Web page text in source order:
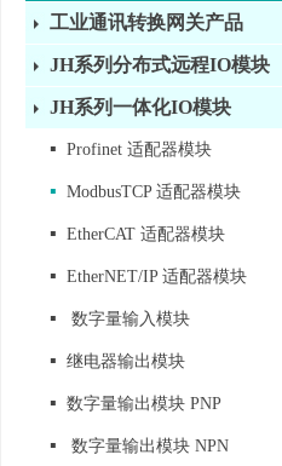
工业通讯转换网关产品
JH系列分布式远程IO模块
JH系列一体化IO模块
▪ Profinet 适配器模块
▪ ModbusTCP 适配器模块
▪ EtherCAT 适配器模块
▪ EtherNET/IP 适配器模块
▪ 数字量输入模块
▪ 继电器输出模块
▪ 数字量输出模块 PNP
▪ 数字量输出模块 NPN